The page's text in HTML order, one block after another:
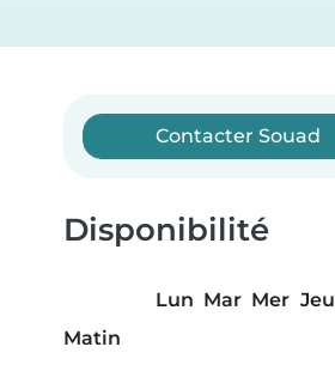
Contacter Souad
Disponibilité
Lun Mar Mer Jeu
Matin